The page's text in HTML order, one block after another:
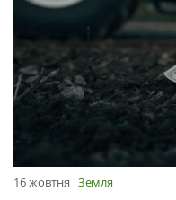
16 жовтня Земля